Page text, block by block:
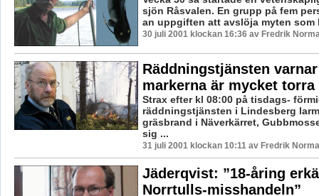
sjön Råsvalen. En grupp på fem
an uppgiften att avslöja myten som
30 juli 2001 klockan 16:36 av Fredrik
Räddningstjänsten
markerna är mycket torra
Strax efter kl 08:00 på tisdags-
räddningstjänsten i Lindesberg
gräsbrand i Näverkärret,
sig ...
31 juli 2001 klockan 10:11 av Fredrik
Jäderqvist: ”18-åring
Norrtulls-misshandeln”